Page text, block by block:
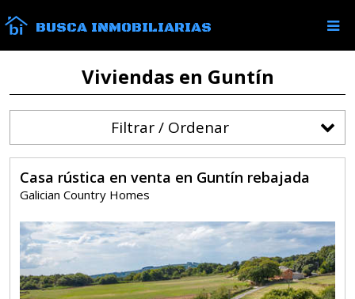
BUSCA INMOBILIARIAS
Viviendas en Guntín
Filtrar / Ordenar
Casa rústica en venta en Guntín rebajada
Galician Country Homes